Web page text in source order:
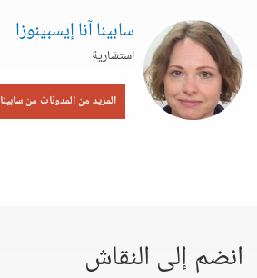
سابينا آنا إيسبينوزا
استشارية
المزيد من المدونات من سابينا
انضم إلى النقاش